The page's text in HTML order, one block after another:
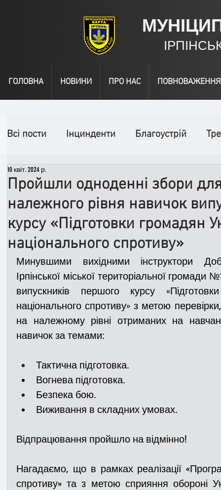
ГОЛОВНА НОВИНИ ПРО НАС ПОВНОВАЖЕННЯ
Всі пости Інцинденти Благоустрій
День народження
Спільні заходи
Медицина
Адмінпротокол Свята Поліція
Війна Розмінування
Курс спротиву Цивільний захист
Громадське формування
Пройшли одноденні збори
належного рівня навичок
курсу «Підготовки громадян
національного спротиву»
10 квіт. 2024 р.
Минувшими вихідними інструктори
Ірпінської міської територіальної громади
випускників першого курсу «
національного спротиву» з метою
на належному рівні отриманих на
навичок за темами:
Тактична підготовка.
Вогнева підготовка.
Безпека бою.
Виживання в складних умовах.
Відпрацювання пройшло на відмінно!
Нагадаємо, що в рамках реалізації
спротиву» та з метою сприяння обороні